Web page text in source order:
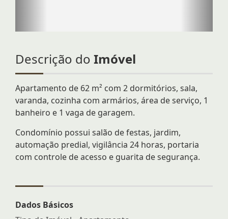
Descrição do Imóvel
Apartamento de 62 m² com 2 dormitórios, sala,
varanda, cozinha com armários, área de serviço, 1
banheiro e 1 vaga de garagem.
Condomínio possui salão de festas, jardim,
automação predial, vigilância 24 horas, portaria
com controle de acesso e guarita de segurança.
Dados Básicos